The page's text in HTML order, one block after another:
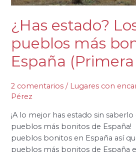
¿Has estado?
pueblos más
España
2 comentarios / Lugares con
Pérez
¡A lo mejor has estado sin
pueblos más bonitos de
pueblos bonitos en España así
pueblos más bonitos de España